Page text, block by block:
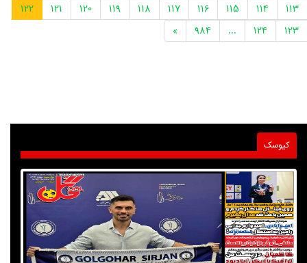
113
114
115
116
117
118
119
120
121
122
123
124
...
984
»
کیوسک